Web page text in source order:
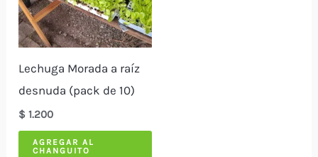
Lechuga Morada a raíz
desnuda (pack de 10)
$ 1.200
AGREGAR AL
CHANGUITO